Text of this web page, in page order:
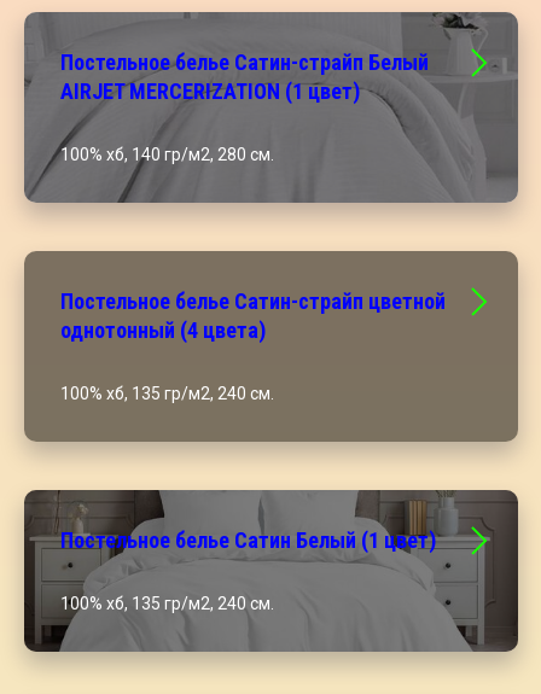
Постельное белье Сатин-страйп Белый
AIRJET MERCERIZATION (1 цвет)
100% хб, 140 гр/м2, 280 см.
Постельное белье Сатин-страйп цветной
однотонный (4 цвета)
100% хб, 135 гр/м2, 240 см.
Постельное белье Сатин Белый (1 цвет)
100% хб, 135 гр/м2, 240 см.